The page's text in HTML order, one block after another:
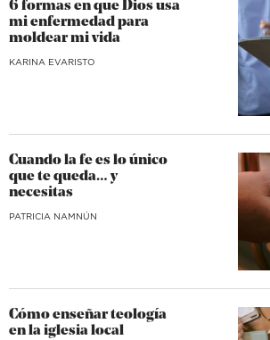
6 formas en que Dios usa
mi enfermedad para
moldear mi vida
KARINA EVARISTO
Cuando la fe es lo único
que te queda… y
necesitas
​PATRICIA NAMNÚN
Cómo enseñar teología
en la iglesia local